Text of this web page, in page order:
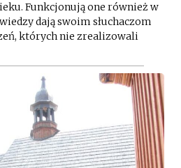
Funkcjonują one również w
dają swoim słuchaczom
których nie zrealizowali